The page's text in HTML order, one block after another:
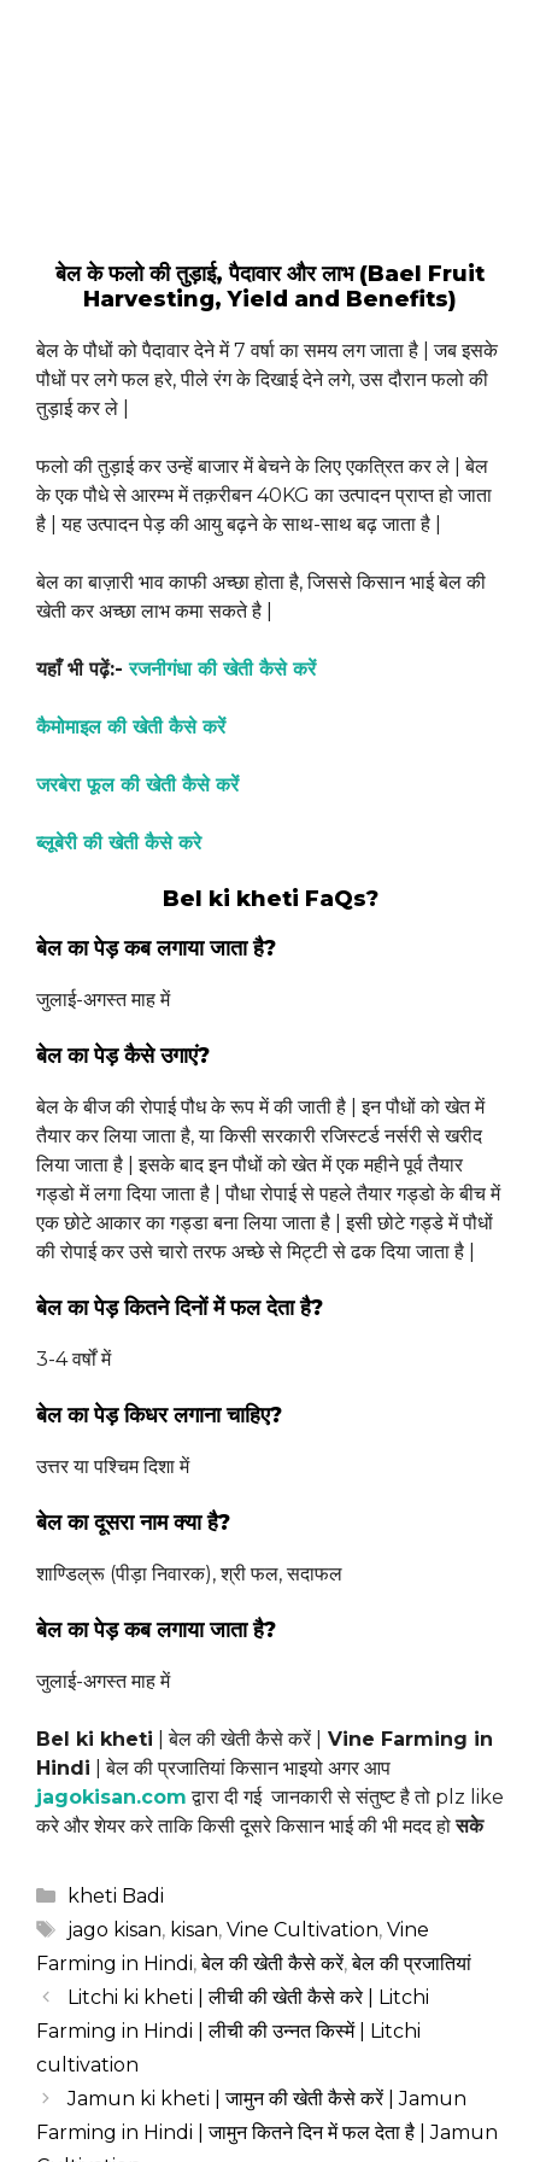
बेल के फलो की तुड़ाई, पैदावार और लाभ (Bael Fruit
Harvesting, Yield and Benefits)
बेल के पौधों को पैदावार देने में 7 वर्षा का समय लग जाता है | जब इसके
पौधों पर लगे फल हरे, पीले रंग के दिखाई देने लगे, उस दौरान फलो की
तुड़ाई कर ले |
फलो की तुड़ाई कर उन्हें बाजार में बेचने के लिए एकत्रित कर ले | बेल
के एक पौधे से आरम्भ में तक़रीबन 40KG का उत्पादन प्राप्त हो जाता
है | यह उत्पादन पेड़ की आयु बढ़ने के साथ-साथ बढ़ जाता है |
बेल का बाज़ारी भाव काफी अच्छा होता है, जिससे किसान भाई बेल की
खेती कर अच्छा लाभ कमा सकते है |
यहाँ भी पढ़ें:-रजनीगंधा की खेती कैसे करें
कैमोमाइल की खेती कैसे करें
जरबेरा फूल की खेती कैसे करें
ब्लूबेरी की खेती कैसे करे
Bel ki kheti FaQs?
बेल का पेड़ कब लगाया जाता है?
जुलाई-अगस्त माह में
बेल का पेड़ कैसे उगाएं?
बेल के बीज की रोपाई पौध के रूप में की जाती है | इन पौधों को खेत में
तैयार कर लिया जाता है, या किसी सरकारी रजिस्टर्ड नर्सरी से खरीद
लिया जाता है | इसके बाद इन पौधों को खेत में एक महीने पूर्व तैयार
गड्डो में लगा दिया जाता है | पौधा रोपाई से पहले तैयार गड्डो के बीच में
एक छोटे आकार का गड्डा बना लिया जाता है | इसी छोटे गड्डे में पौधों
की रोपाई कर उसे चारो तरफ अच्छे से मिट्टी से ढक दिया जाता है |
बेल का पेड़ कितने दिनों में फल देता है?
3-4 वर्षों में
बेल का पेड़ किधर लगाना चाहिए?
उत्तर या पश्चिम दिशा में
बेल का दूसरा नाम क्या है?
शाण्डिल्रू (पीड़ा निवारक), श्री फल, सदाफल
बेल का पेड़ कब लगाया जाता है?
जुलाई-अगस्त माह में
Bel ki kheti | बेल की खेती कैसे करें |
Vine Farming in
Hindi | बेल की प्रजातियां किसान भाइयो अगर आप
jagokisan.com द्वारा दी गई जानकारी से संतुष्ट है तो plz like
करे और शेयर करे ताकि किसी दूसरे किसान भाई की भी मदद होसके
Categories
kheti Badi
Tags
jago kisan, kisan, Vine Cultivation, Vine
Farming in Hindi,बेल की खेती कैसे करें,बेल की प्रजातियां
Litchi ki kheti | लीची की खेती कैसे करे | Litchi
Farming in Hindi | लीची की उन्नत किस्में | Litchi
cultivation
Jamun ki kheti | जामुन की खेती कैसे करें | Jamun
Farming in Hindi | जामुन कितने दिन में फल देता है | Jamun